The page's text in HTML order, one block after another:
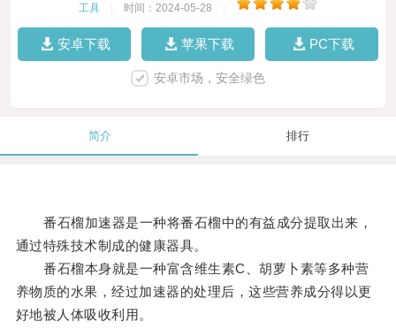
工具 时间：2024-05-28
安卓下载 苹果下载 PC下载
安卓市场，安全绿色
简介 排行
番石榴加速器是一种将番石榴中的有益成分提取出来，
通过特殊技术制成的健康器具。
番石榴本身就是一种富含维生素C、胡萝卜素等多种营
养物质的水果，经过加速器的处理后，这些营养成分得以更
好地被人体吸收利用。